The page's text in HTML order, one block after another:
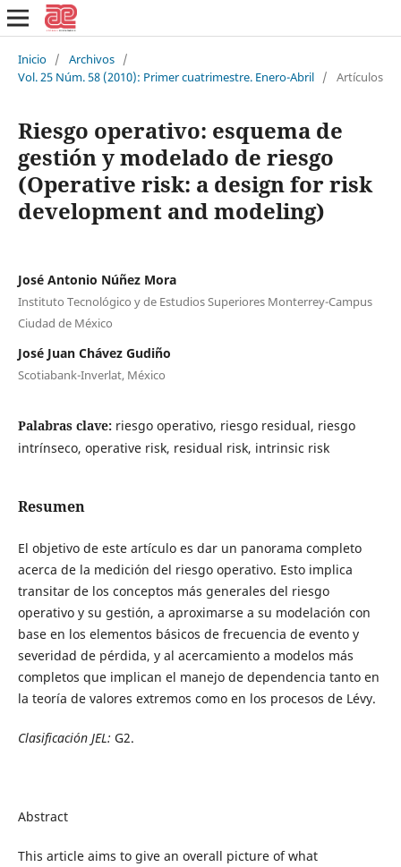
Inicio / Archivos /
Vol. 25 Núm. 58 (2010): Primer cuatrimestre. Enero-Abril / Artículos
Riesgo operativo: esquema de
gestión y modelado de riesgo
(Operative risk: a design for risk
development and modeling)
José Antonio Núñez Mora
Instituto Tecnológico y de Estudios Superiores Monterrey-Campus
Ciudad de México
José Juan Chávez Gudiño
Scotiabank-Inverlat, México
Palabras clave: riesgo operativo, riesgo residual, riesgo
intrínseco, operative risk, residual risk, intrinsic risk
Resumen
El objetivo de este artículo es dar un panorama completo
acerca de la medición del riesgo operativo. Esto implica
transitar de los conceptos más generales del riesgo
operativo y su gestión, a aproximarse a su modelación con
base en los elementos básicos de frecuencia de evento y
severidad de pérdida, y al acercamiento a modelos más
completos que implican el manejo de dependencia tanto en
la teoría de valores extremos como en los procesos de Lévy.
Clasificación JEL: G2.
Abstract
This article aims to give an overall picture of what